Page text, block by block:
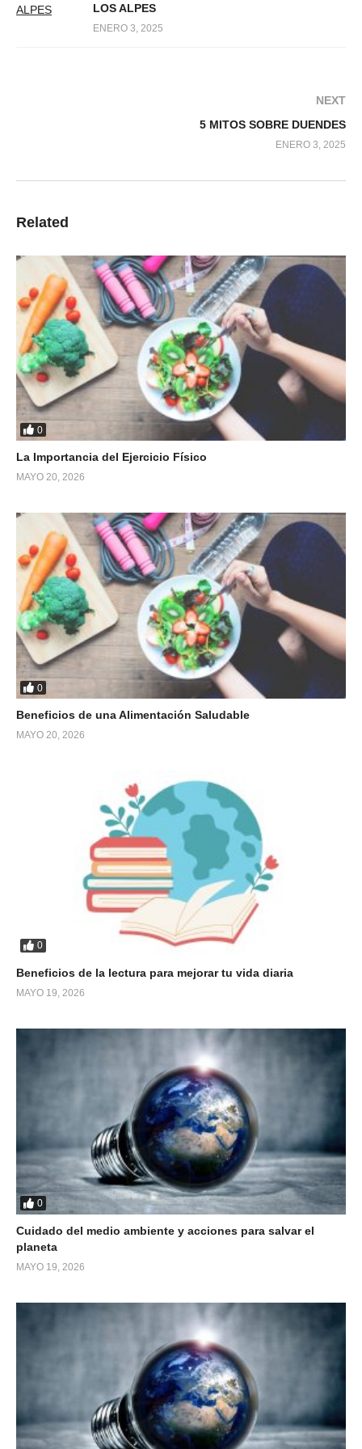
LOS ALPES
ENERO 3, 2025
NEXT
5 MITOS SOBRE DUENDES
ENERO 3, 2025
Related
0
La Importancia del Ejercicio Físico
MAYO 20, 2026
0
Beneficios de una Alimentación Saludable
MAYO 20, 2026
0
Beneficios de la lectura para mejorar tu vida diaria
MAYO 19, 2026
0
Cuidado del medio ambiente y acciones para salvar el
planeta
MAYO 19, 2026